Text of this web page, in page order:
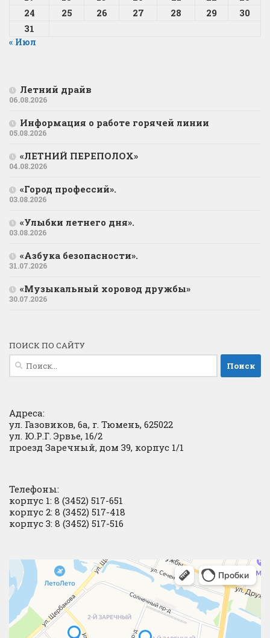
24
25 26 27 28 29
30
31
« Июл
Летний драйв
06.08.2026
Информация о работе горячей линии
05.08.2026
«ЛЕТНИЙ ПЕРЕПОЛОХ»
04.08.2026
«Город профессий».
03.08.2026
«Улыбки летнего дня».
03.08.2026
«Азбука безопасности».
31.07.2026
«Музыкальный хоровод дружбы»
30.07.2026
ПОИСК ПО САЙТУ
Найти:
Адреса:
ул. Газовиков, 6а, г. Тюмень, 625022
ул. Ю.Р.Г. Эрвье, 16/2
проезд Заречный, дом 39, корпус 1/1
Телефоны:
корпус 1: 8 (3452) 517-651
корпус 2: 8 (3452) 517-418
корпус 3: 8 (3452) 517-516